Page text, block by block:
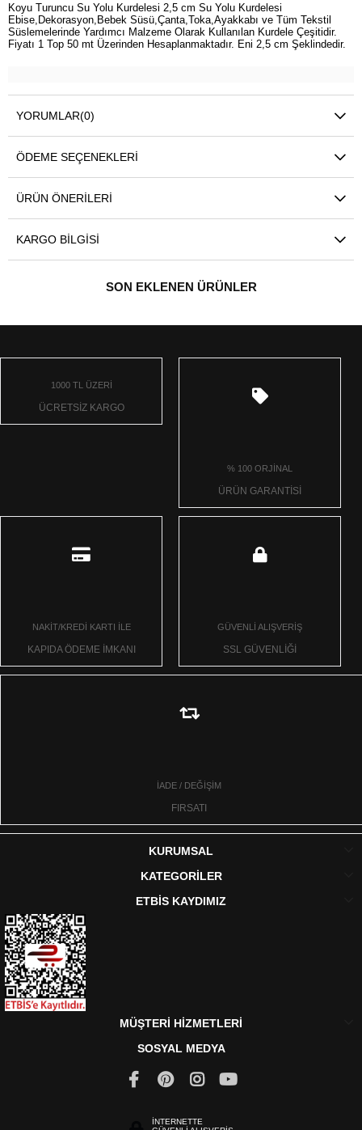
Koyu Turuncu Su Yolu Kurdelesi 2,5 cm Su Yolu Kurdelesi
Ebise,Dekorasyon,Bebek Süsü,Çanta,Toka,Ayakkabı ve Tüm Tekstil
Süslemelerinde Yardımcı Malzeme Olarak Kullanılan Kurdele Çeşitidir.
Fiyatı 1 Top 50 mt Üzerinden Hesaplanmaktadır. Eni 2,5 cm Şeklindedir.
YORUMLAR(0)
ÖDEME SEÇENEKLERI
ÜRÜN ÖNERILERI
KARGO BILGISI
SON EKLENEN ÜRÜNLER
1000 TL ÜZERİ
ÜCRETSİZ KARGO
% 100 ORJİNAL
ÜRÜN GARANTİSİ
NAKİT/KREDİ KARTI İLE
KAPIDA ÖDEME İMKANI
GÜVENLİ ALIŞVERİŞ
SSL GÜVENLİĞİ
İADE / DEĞİŞİM
FIRSATI
KURUMSAL
KATEGORİLER
ETBİS KAYDIMIZ
MÜŞTERİ HİZMETLERİ
SOSYAL MEDYA
İNTERNETTE